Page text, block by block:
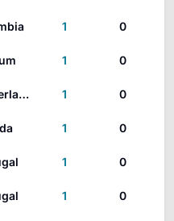
1 0
1 0
Netherlands 1 0
1 0
1 0
1 0